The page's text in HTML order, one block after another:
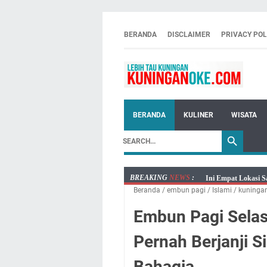
BERANDA DISCLAIMER PRIVACY
BERANDA KULINER WISATA
BREAKING NEWS :
Jumat 7 Agustus
Embun Pagi
Tetap Berjalan
Salat Lima Waktu
Menenangkan, Ini
Nobar Final Piala
Beranda / embun pagi / Islami /
Embun Pagi
Pernah Berjanji